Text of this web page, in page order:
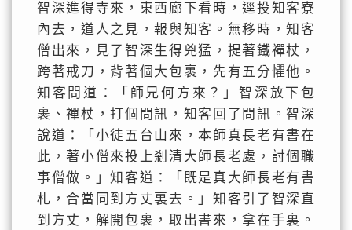
智深進得寺來，東西廊下看時，逕投知客寮
內去，道人之見，報與知客。無移時，知客
僧出來，見了智深生得兇猛，提著鐵禪杖，
跨著戒刀，背著個大包裹，先有五分懼他。
知客問道：「師兄何方來？」智深放下包
裹、禪杖，打個問訊，知客回了問訊。智深
說道：「小徒五台山來，本師真長老有書在
此，著小僧來投上剎清大師長老處，討個職
事僧做。」知客道：「既是真大師長老有書
札，合當同到方丈裏去。」知客引了智深直
到方丈，解開包裹，取出書來，拿在手裏。